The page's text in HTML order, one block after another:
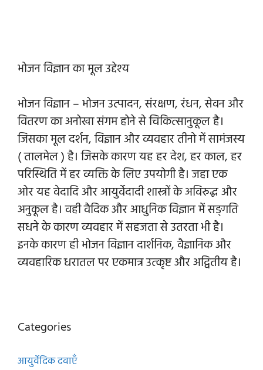
भोजन विज्ञान का मूल उद्देश्य
भोजन विज्ञान – भोजन उत्पादन, संरक्षण, रंधन, सेवन और
वितरण का अनोखा संगम होने से चिकित्सानुकूल है।
जिसका मूल दर्शन, विज्ञान और व्यवहार तीनो में सामंजस्य
( तालमेल ) है। जिसके कारण यह हर देश, हर काल, हर
परिस्थिति में हर व्यक्ति के लिए उपयोगी है। जहा एक
ओर यह वेदादि और आयुर्वेदादी शास्त्रों के अविरुद्ध और
अनुकूल है। वही वैदिक और आधुनिक विज्ञान में सङ्गति
सधने के कारण व्यवहार में सहजता से उतरता भी है।
इनके कारण ही भोजन विज्ञान दार्शनिक, वैज्ञानिक और
व्यवहारिक धरातल पर एकमात्र उत्कृष्ट और अद्वितीय है।
Categories
आयुर्वेदिक दवाएँ